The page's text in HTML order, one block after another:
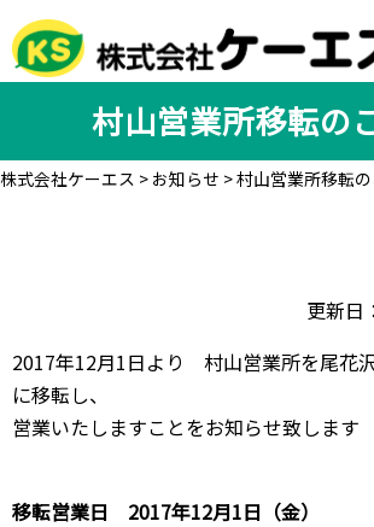
村山営業所移転の
株式会社ケーエス > お知らせ >村山営業所移転
更新日
2017年12月1日より 村山営業所を尾花
に移転し、
営業いたしますことをお知らせ致します
移転営業日 2017年12月1日（金）